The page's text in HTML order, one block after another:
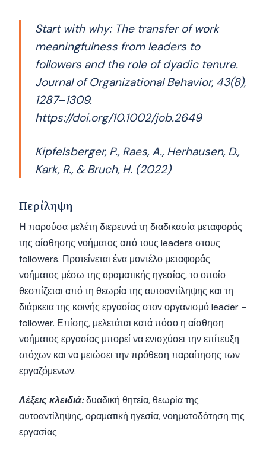
Start with why: The transfer of work
meaningfulness from leaders to
followers and the role of dyadic tenure.
Journal of Organizational Behavior, 43(8),
1287–1309.
https://doi.org/10.1002/job.2649
Kipfelsberger, P., Raes, A., Herhausen, D.,
Kark, R., & Bruch, H. (2022)
Περίληψη
Η παρούσα μελέτη διερευνά τη διαδικασία μεταφοράς
της αίσθησης νοήματος από τους leaders στους
followers. Προτείνεται ένα μοντέλο μεταφοράς
νοήματος μέσω της οραματικής ηγεσίας, το οποίο
θεσπίζεται από τη θεωρία της αυτοαντίληψης και τη
διάρκεια της κοινής εργασίας στον οργανισμό leader –
follower. Επίσης, μελετάται κατά πόσο η αίσθηση
νοήματος εργασίας μπορεί να ενισχύσει την επίτευξη
στόχων και να μειώσει την πρόθεση παραίτησης των
εργαζόμενων.
Λέξεις κλειδιά:δυαδική θητεία, θεωρία της
αυτοαντίληψης, οραματική ηγεσία, νοηματοδότηση της
εργασίας